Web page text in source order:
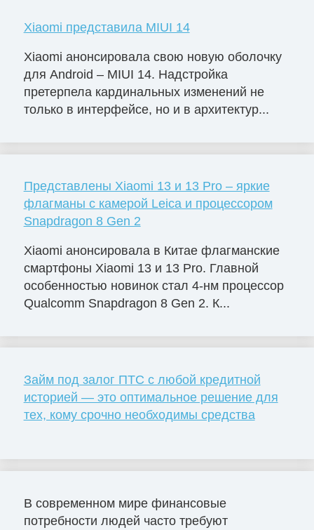
Xiaomi представила MIUI 14
Xiaomi анонсировала свою новую оболочку
для Android – MIUI 14. Надстройка
претерпела кардинальных изменений не
только в интерфейсе, но и в архитектур...
Представлены Xiaomi 13 и 13 Pro – яркие
флагманы с камерой Leica и процессором
Snapdragon 8 Gen 2
Xiaomi анонсировала в Китае флагманские
смартфоны Xiaomi 13 и 13 Pro. Главной
особенностью новинок стал 4-нм процессор
Qualcomm Snapdragon 8 Gen 2. К...
Займ под залог ПТС с любой кредитной
историей — это оптимальное решение для
тех, кому срочно необходимы средства
В современном мире финансовые
потребности людей часто требуют